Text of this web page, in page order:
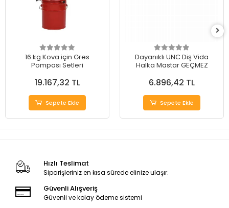
16 kg Kova için Gres
Pompası Setleri
19.167,32 TL
Sepete Ekle
Dayanıklı UNC Diş Vida
Halka Mastar GEÇMEZ
6.896,42 TL
Sepete Ekle
Hızlı Teslimat
Siparişleriniz en kısa sürede elinize ulaşır.
Güvenli Alışveriş
Güvenli ve kolay ödeme sistemi